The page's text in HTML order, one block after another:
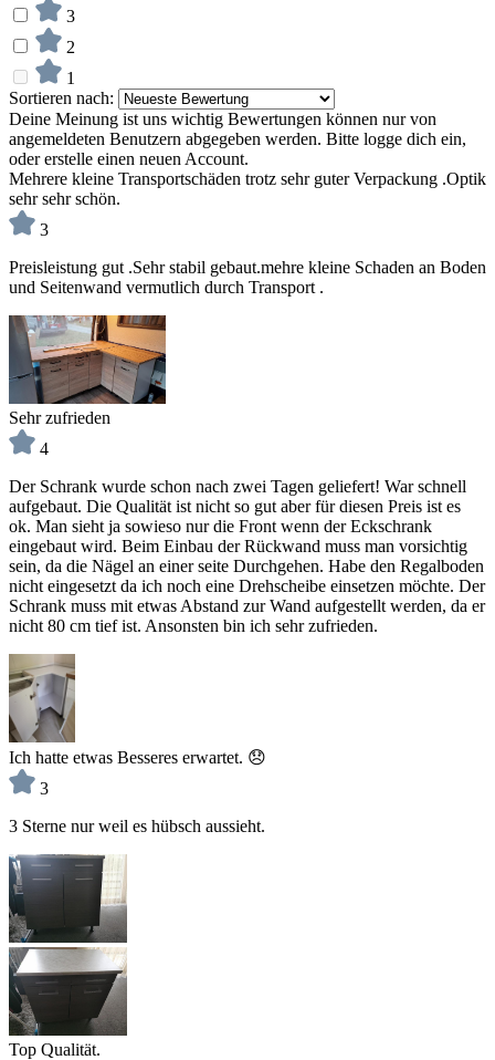
3
2
1
Sortieren nach:
Deine Meinung ist uns wichtig Bewertungen können nur von
angemeldeten Benutzern abgegeben werden. Bitte logge dich ein,
oder erstelle einen neuen Account.
Mehrere kleine Transportschäden trotz sehr guter Verpackung .Optik
sehr sehr schön.
3
Preisleistung gut .Sehr stabil gebaut.mehre kleine Schaden an Boden
und Seitenwand vermutlich durch Transport .
Sehr zufrieden
4
Der Schrank wurde schon nach zwei Tagen geliefert! War schnell
aufgebaut. Die Qualität ist nicht so gut aber für diesen Preis ist es
ok. Man sieht ja sowieso nur die Front wenn der Eckschrank
eingebaut wird. Beim Einbau der Rückwand muss man vorsichtig
sein, da die Nägel an einer seite Durchgehen. Habe den Regalboden
nicht eingesetzt da ich noch eine Drehscheibe einsetzen möchte. Der
Schrank muss mit etwas Abstand zur Wand aufgestellt werden, da er
nicht 80 cm tief ist. Ansonsten bin ich sehr zufrieden.
Ich hatte etwas Besseres erwartet. 😞
3
3 Sterne nur weil es hübsch aussieht.
Top Qualität.